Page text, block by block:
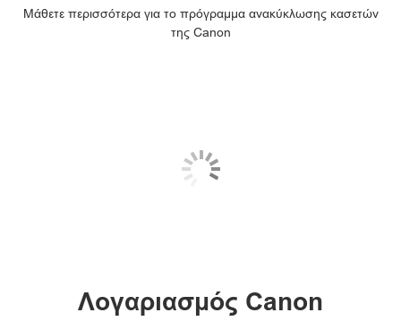
Μάθετε περισσότερα για το πρόγραμμα ανακύκλωσης κασετών
της Canon
Λογαριασμός Canon